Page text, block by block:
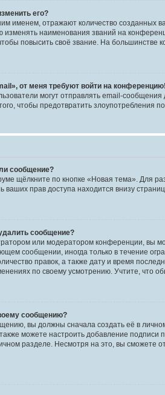
его?
именем, отражают количество созданных
наименования званий на
повысить своё звание. На
от меня требуют войти на
могут отправлять email-
чтобы предотвратить злоупотребления
сообщение?
щёлкните по кнопке «Новая тема». Для
ваших прав доступа находится внизу
сообщение?
или модератором конференции, вы
сообщении, иногда только в течение
правок, а также дату и время
по своему усмотрению. Учтите, что
сообщению?
вы должны сначала создать её в
можете настроить добавление
разделе. Несмотря на это, вы сможете